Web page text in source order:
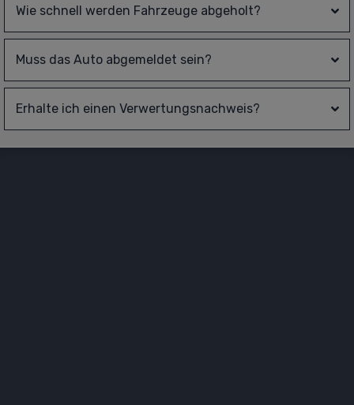
Wie schnell werden Fahrzeuge abgeholt?
Muss das Auto abgemeldet sein?
Erhalte ich einen Verwertungsnachweis?